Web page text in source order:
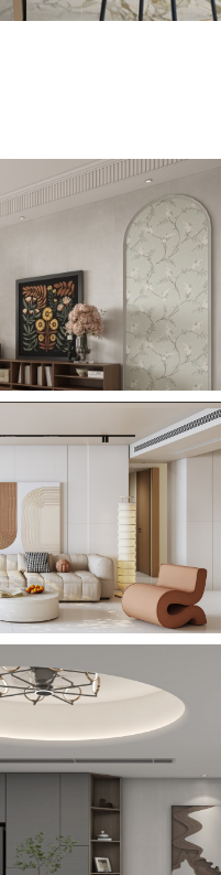
SINTERED STONE